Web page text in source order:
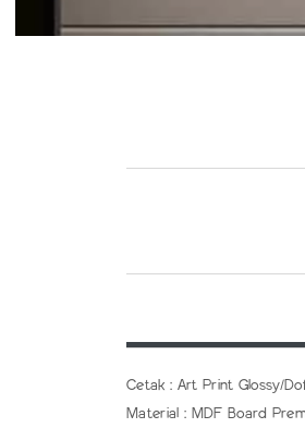
Cetak : Art Print Glossy/
Material : MDF Board